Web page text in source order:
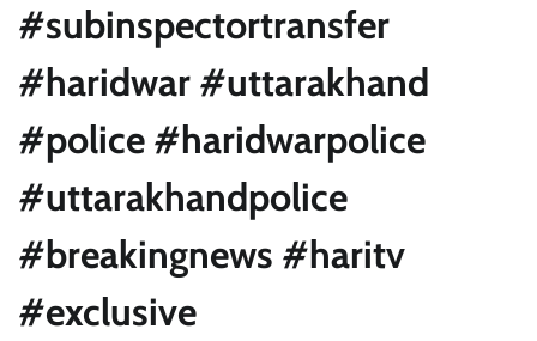
#subinspectortransfer
#haridwar #uttarakhand
#police #haridwarpolice
#uttarakhandpolice
#breakingnews #haritv
#exclusive